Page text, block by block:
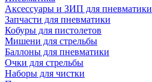
Аксессуары и ЗИП для пневматики
Запчасти для пневматики
Кобуры для пистолетов
Мишени для стрельбы
Баллоны для пневматики
Очки для стрельбы
Наборы для чистки